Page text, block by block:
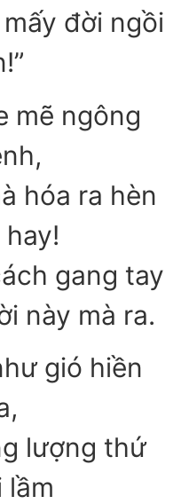
đời ngồi
mẽ ngông
hóa ra hèn
gang tay
này mà ra.
gió hiền
lượng thứ
lầm